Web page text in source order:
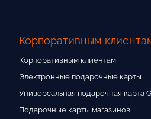
Корпоративным
Корпоративным клиентам
Электронные подарочные карты
Универсальная подарочная карта
Подарочные карты магазинов